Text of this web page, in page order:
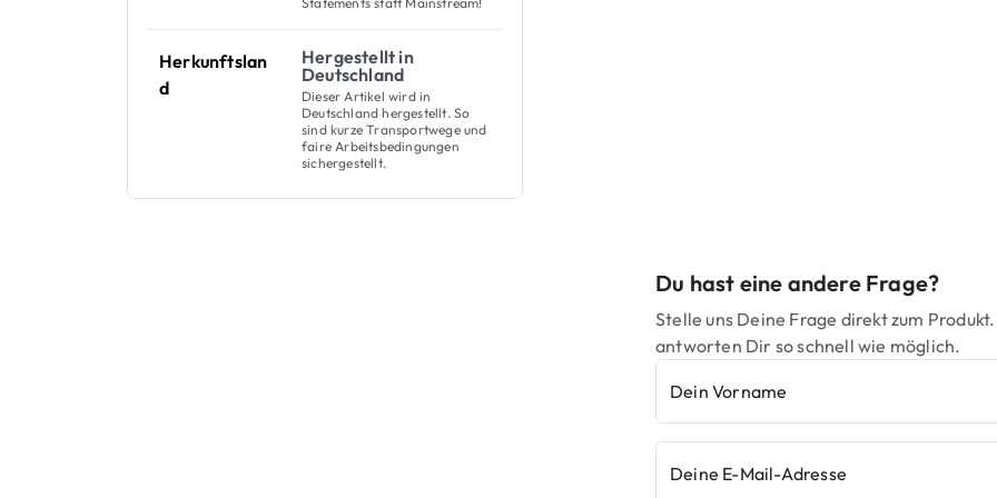
Herkunftslan
d
Hergestellt in
Deutschland
Dieser Artikel wird in
Deutschland hergestellt. So
sind kurze Transportwege und
faire Arbeitsbedingungen
sichergestellt.
Du hast eine andere Frage?
Stelle uns Deine Frage direkt zum
antworten Dir so schnell wie möglich.
Dein Vorname
Deine E-Mail-Adresse